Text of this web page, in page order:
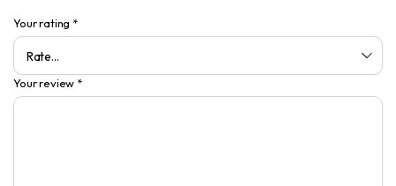
Your rating *
Your review *